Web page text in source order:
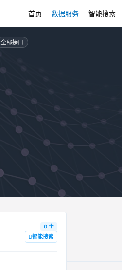
首页 数据服务 智能搜索
全部接口
0 个
智能搜索